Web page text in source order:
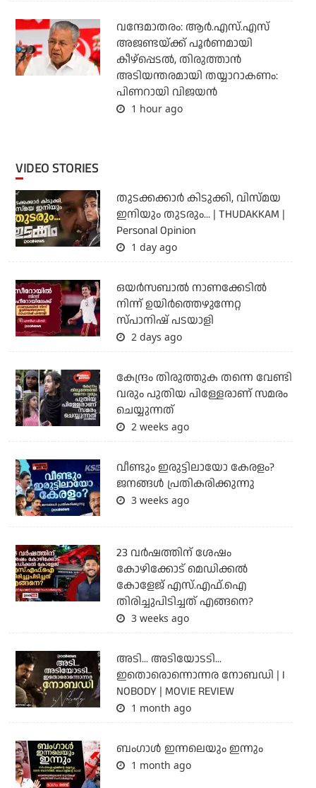
വന്ദേമാതരം: ആര്‍.എസ്.എസ്
അജണ്ടയ്ക്ക് പൂര്‍ണമായി
കീഴ്‌പ്പെടല്‍, തിരുത്താന്‍
അടിയന്തരമായി തയ്യാറാകണം:
പിണറായി വിജയന്‍
1 hour ago
VIDEO STORIES
തുടക്കക്കാര്‍ കിടുക്കി, വിസ്മയ
ഇനിയും തുടരും... | THUDAKKAM |
Personal Opinion
1 day ago
ഒയര്‍സബാൽ നാണക്കേടിൽ
നിന്ന് ഉയിർത്തെഴുന്നേറ്റ
സ്പാനിഷ് പടയാളി
2 days ago
കേന്ദ്രം തിരുത്തുക തന്നെ വേണ്ടി
വരും പുതിയ പിള്ളേരാണ് സമരം
ചെയ്യുന്നത്
2 weeks ago
വീണ്ടും ഇരുട്ടിലായോ കേരളം?
ജനങ്ങൾ പ്രതികരിക്കുന്നു
3 weeks ago
23 വർഷത്തിന് ശേഷം
കോഴിക്കോട് മെഡിക്കൽ
കോളേജ് എസ്.എഫ്.ഐ
തിരിച്ചുപിടിച്ചത് എങ്ങനെ?
3 weeks ago
അടി... അടിയോടടി...
ഇതൊരൊന്നൊന്നര നോബഡി | I
NOBODY | MOVIE REVIEW
1 month ago
ബംഗാള്‍ ഇന്നലെയും ഇന്നും
1 month ago